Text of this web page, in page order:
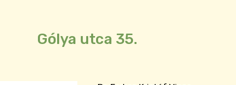
Gólya utca 35.